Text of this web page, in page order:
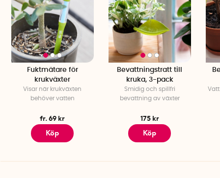
Fuktmätare för
krukväxter
Visar när krukväxten
behöver vatten
fr. 69 kr
Köp
Bevattningstratt till
kruka, 3-pack
Smidig och spillfri
bevattning av växter
175 kr
Köp